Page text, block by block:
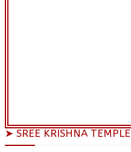
➤ SREE KRISHNA TEMPLE